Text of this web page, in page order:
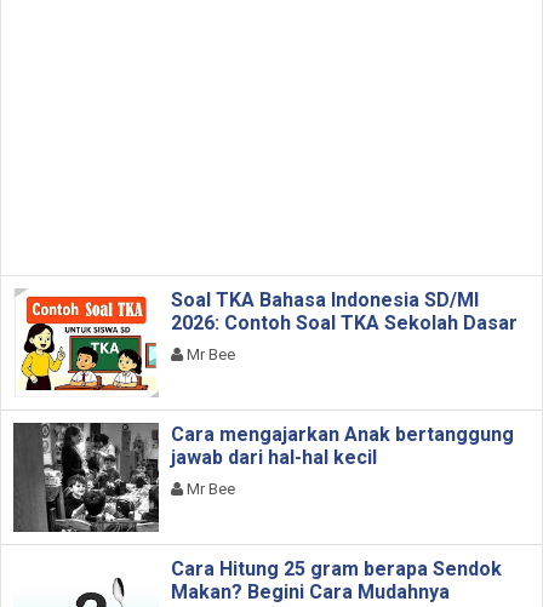
Soal TKA Bahasa Indonesia SD/MI
2026: Contoh Soal TKA Sekolah Dasar
Mr Bee
Cara mengajarkan Anak bertanggung
jawab dari hal-hal kecil
Mr Bee
Cara Hitung 25 gram berapa Sendok
Makan? Begini Cara Mudahnya